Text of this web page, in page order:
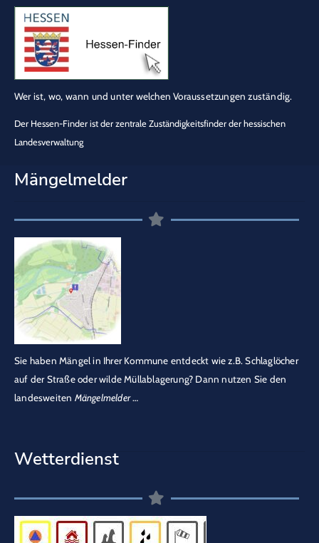
Wer ist, wo, wann und unter welchen Voraussetzungen zuständig.
Der Hessen-Finder ist der zentrale Zuständigkeitsfinder der hessischen
Landesverwaltung
Mängelmelder
Sie haben Mängel in Ihrer Kommune entdeckt wie z.B. Schlaglöcher
auf der Straße oder wilde Müllablagerung? Dann nutzen Sie den
landesweiten Mängelmelder…
Wetterdienst